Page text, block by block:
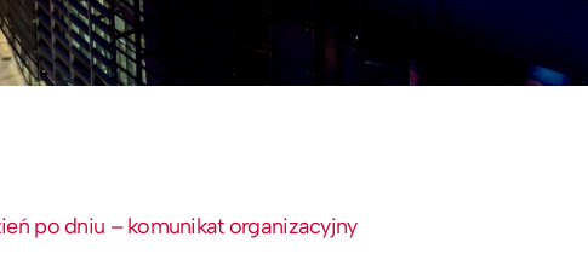
po dniu – komunikat organizacyjny